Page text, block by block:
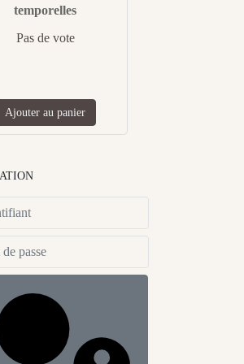
DE "VENGEANCE - PARTIE 1" PAR
temporelles
Pas de vote
Ajouter au panier